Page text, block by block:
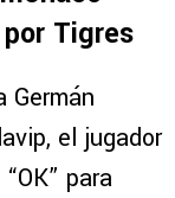
Tigres
Germán
el jugador
para